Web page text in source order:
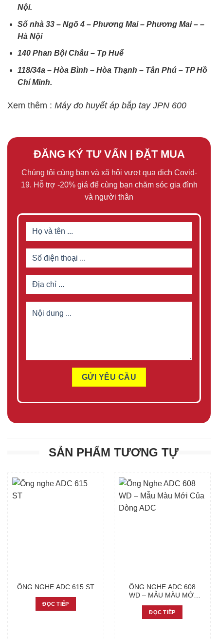
Nội.
Số nhà 33 – Ngõ 4 – Phương Mai – Phương Mai – –
Hà Nội
140 Phan Bội Châu – Tp Huế
118/34a – Hòa Bình – Hòa Thạnh – Tân Phú – TP Hồ
Chí Minh.
Xem thêm : Máy đo huyết áp bắp tay JPN 600
ĐĂNG KÝ TƯ VẤN | ĐẶT MUA
Chúng tôi cùng bạn và xã hội vượt qua dịch Covid-
19. Hỗ trợ -20% giá để cùng bạn chăm sóc gia đình
và người thân
SẢN PHẨM TƯƠNG TỰ
ỐNG NGHE ADC 615 ST
ĐỌC TIẾP
ỐNG NGHE ADC 608
WD – MẪU MÀU MỚI
ĐỌC TIẾP